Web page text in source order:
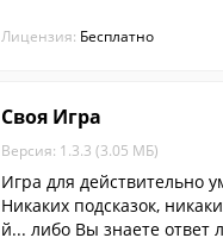
Лицензия: Бесплатно
Своя Игра
Версия: 1.3.3 (3.05 МБ)
Игра для действительно
Никаких подсказок,
й... либо Вы знаете ответ